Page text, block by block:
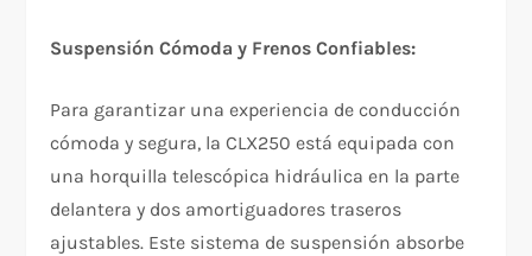
Suspensión Cómoda y Frenos Confiables:
Para garantizar una experiencia de conducción
cómoda y segura, la CLX250 está equipada con
una horquilla telescópica hidráulica en la parte
delantera y dos amortiguadores traseros
ajustables. Este sistema de suspensión absorbe